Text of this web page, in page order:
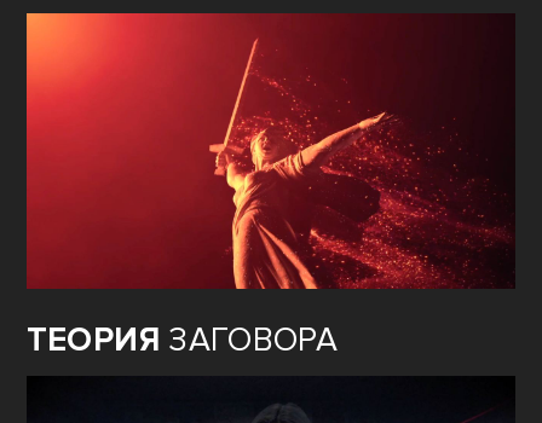
ТЕОРИЯ ЗАГОВОРА